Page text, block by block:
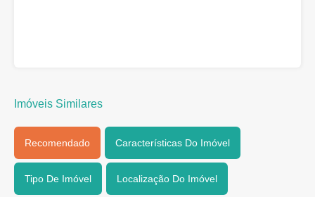
Imóveis Similares
Recomendado Características Do Imóvel
Tipo De Imóvel Localização Do Imóvel